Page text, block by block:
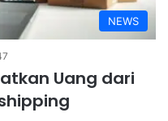
NEWS
Uang dari